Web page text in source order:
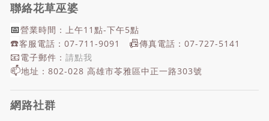
聯絡花草巫婆
📅營業時間：上午11點-下午5點
☎️客服電話：07-711-9091 📠傳真電話：07-727-5141
📧電子郵件： 請點我
📫地址：802-028 高雄市苓雅區中正一路303號
網路社群